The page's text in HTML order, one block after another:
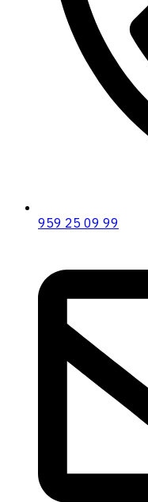
959 25 09 99